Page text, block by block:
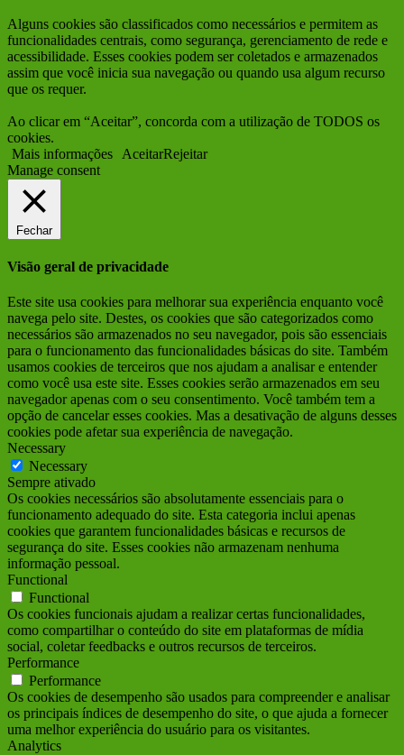
Alguns cookies são classificados como necessários e permitem as
funcionalidades centrais, como segurança, gerenciamento de rede e
acessibilidade. Esses cookies podem ser coletados e armazenados
assim que você inicia sua navegação ou quando usa algum recurso
que os requer.
Ao clicar em “Aceitar”, concorda com a utilização de TODOS os
cookies.
Mais informações
AceitarRejeitar
Manage consent
Fechar
Visão geral de privacidade
Este site usa cookies para melhorar sua experiência enquanto você
navega pelo site. Destes, os cookies que são categorizados como
necessários são armazenados no seu navegador, pois são essenciais
para o funcionamento das funcionalidades básicas do site. Também
usamos cookies de terceiros que nos ajudam a analisar e entender
como você usa este site. Esses cookies serão armazenados em seu
navegador apenas com o seu consentimento. Você também tem a
opção de cancelar esses cookies. Mas a desativação de alguns desses
cookies pode afetar sua experiência de navegação.
Necessary
Necessary
Sempre ativado
Os cookies necessários são absolutamente essenciais para o
funcionamento adequado do site. Esta categoria inclui apenas
cookies que garantem funcionalidades básicas e recursos de
segurança do site. Esses cookies não armazenam nenhuma
informação pessoal.
Functional
Functional
Os cookies funcionais ajudam a realizar certas funcionalidades,
como compartilhar o conteúdo do site em plataformas de mídia
social, coletar feedbacks e outros recursos de terceiros.
Performance
Performance
Os cookies de desempenho são usados para compreender e analisar
os principais índices de desempenho do site, o que ajuda a fornecer
uma melhor experiência do usuário para os visitantes.
Analytics